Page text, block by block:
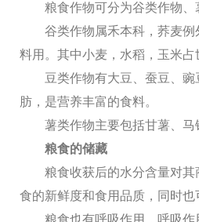
粮食作物可分为谷类作物、
谷类作物属禾本科，荞麦
料用。其中小麦，水稻，玉米
豆类作物有大豆、蚕豆、
肪，是营养丰富的食料。
薯类作物主要包括甘薯、马
粮食的储藏
粮食收获后的水分含量对
食的新鲜度和食用品质，同时也
粮食也有呼吸作用，呼吸